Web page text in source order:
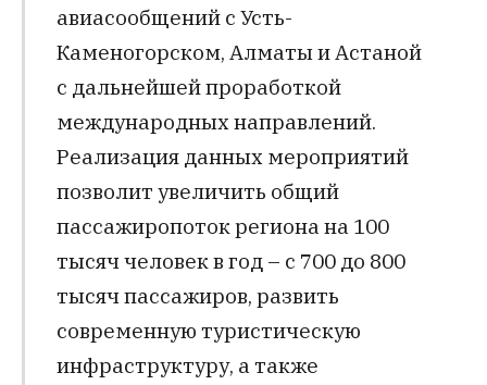
авиасообщений с Усть-
Каменогорском, Алматы и Астаной
с дальнейшей проработкой
международных направлений.
Реализация данных мероприятий
позволит увеличить общий
пассажиропоток региона на 100
тысяч человек в год – с 700 до 800
тысяч пассажиров, развить
современную туристическую
инфраструктуру, а также